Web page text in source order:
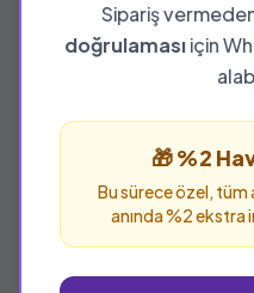
Sipariş
doğrulamasıiçin
🎁 %2
Bu sürece özel, tüm
anında %2 ekstra
YAYINEVI
D-
D-Publıshıng
eserleri bu sayfada